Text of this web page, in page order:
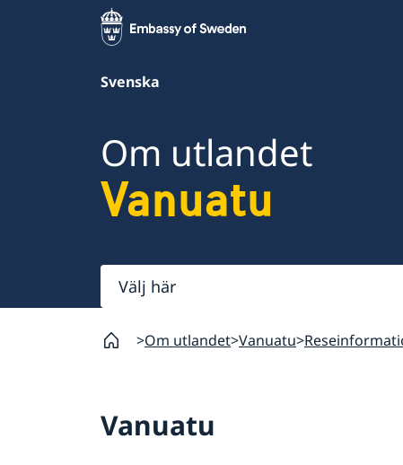
Svenska
Om utlandet
Vanuatu
Välj
här
Om utlandet Vanuatu
Vanuatu